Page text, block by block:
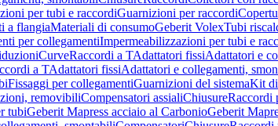
per tubi e raccordiGuarnizioni per raccordi
a flangiaMateriali di consumoGeberit VolexTubi
per collegamentiImpermeabilizzazioni per tubi e
CurveRaccordi a TAdattatori fissiAdattatori e
a TAdattatori fissiAdattatori e collegamenti,
Fissaggi per collegamentiGuarnizioni del sistemaKit di
removibiliCompensatori assialiChiusureRaccordi
tubiGeberit Mapress acciaio al CarbonioGeberit